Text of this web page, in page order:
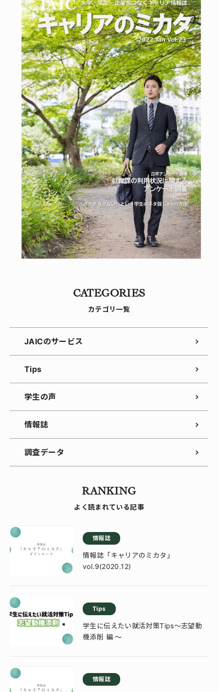
CATEGORIES
カテゴリ一覧
JAICのサービス
Tips
学生の声
情報誌
調査データ
RANKING
よく読まれている記事
情報誌
情報誌「キャリアのミカタ」
vol.9(2020.12)
Tips
学生に伝えたい就活対策Tips～志望動
機添削 編 ～
情報誌